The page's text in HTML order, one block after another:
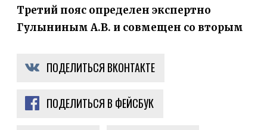
Третий пояс определен экспертно
Гулыниным А.В. и совмещен со вторым
ПОДЕЛИТЬСЯ ВКОНТАКТЕ
ПОДЕЛИТЬСЯ В ФЕЙСБУК